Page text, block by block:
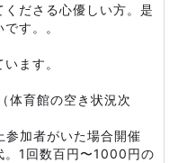
ださる心優しい方。是
す。。
ます。
体育館の空き状況次
加者がいた場合開催
。1回数百円〜1000円の